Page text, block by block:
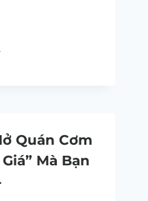
Quán Cơm
Mà Bạn